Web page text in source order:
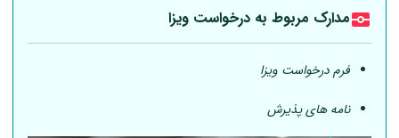
مدارک مربوط به درخواست ویزا
فرم درخواست ویزا
نامه های پذیرش